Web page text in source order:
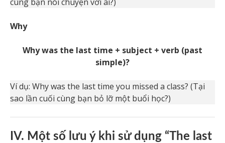
Why
Why was the last time + subject + verb (past
simple)?
Ví dụ: Why was the last time you missed a class? (Tại
sao lần cuối cùng bạn bỏ lỡ một buổi học?)
IV. Một số lưu ý khi sử dụng “The last